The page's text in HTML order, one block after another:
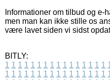
Informationer om tilbud og e-
men man kan ikke stille os
være lavet siden vi sidst
BITLY:
1 1 1 1 1 1 1 1 1 1 1 1 1 1 1 1
1 1 1 1 1 1 1 1 1 1 1 1 1 1 1 1